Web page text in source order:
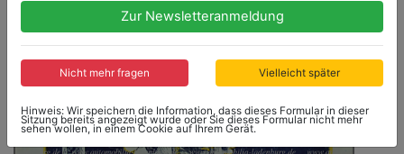
Zur Newsletteranmeldung
Nicht mehr fragen Vielleicht später
Hinweis: Wir speichern die Information, dass dieses Formular in dieser
Sitzung bereits angezeigt wurde oder Sie dieses Formular nicht mehr
sehen wollen, in einem Cookie auf Ihrem Gerät.